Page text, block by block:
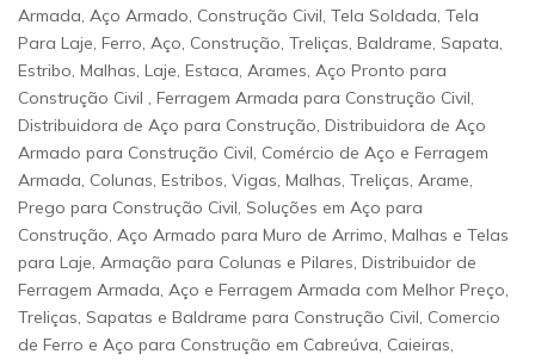
Armada, Aço Armado, Construção Civil, Tela Soldada, Tela
Para Laje, Ferro, Aço, Construção, Treliças, Baldrame, Sapata,
Estribo, Malhas, Laje, Estaca, Arames, Aço Pronto para
Construção Civil , Ferragem Armada para Construção Civil,
Distribuidora de Aço para Construção, Distribuidora de Aço
Armado para Construção Civil, Comércio de Aço e Ferragem
Armada, Colunas, Estribos, Vigas, Malhas, Treliças, Arame,
Prego para Construção Civil, Soluções em Aço para
Construção, Aço Armado para Muro de Arrimo, Malhas e Telas
para Laje, Armação para Colunas e Pilares, Distribuidor de
Ferragem Armada, Aço e Ferragem Armada com Melhor Preço,
Treliças, Sapatas e Baldrame para Construção Civil, Comercio
de Ferro e Aço para Construção em Cabreúva, Caieiras,